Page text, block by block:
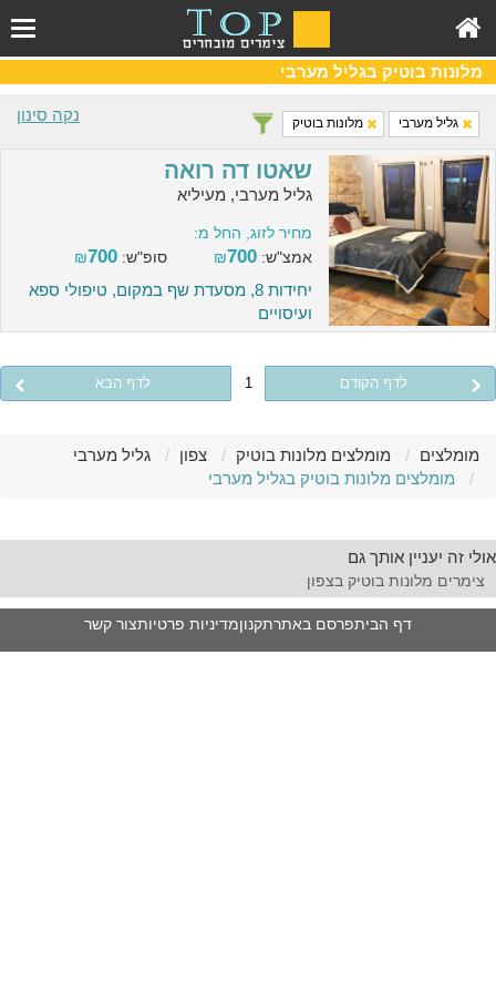
מלונות בוטיק בגליל מערבי
נקה סינון גליל מערבי מלונות בוטיק
שאטו דה רואה
גליל מערבי, מעיליא
מחיר לזוג, החל מ:
אמצ"ש:
₪700 סופ"ש: ₪700
יחידות 8, מסעדת שף במקום, טיפולי ספא
ועיסויים
לדף הקודם 1 לדף הבא
מומלצים מומלצים מלונות בוטיק צפון
גליל מערבי
מומלצים מלונות בוטיק בגליל מערבי
אולי זה יעניין אותך גם
צימרים מלונות בוטיק בצפון
דף הביתפרסם באתרתקנוןמדיניות פרטיותצור קשר